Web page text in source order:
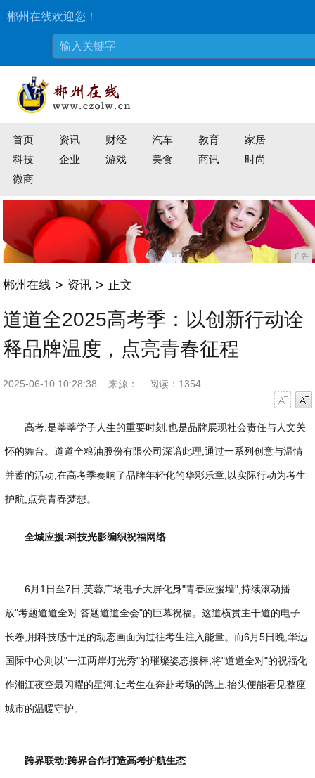
郴州在线欢迎您！
首页 资讯 财经 汽车 教育
家居
科技
企业 游戏 美食 商讯
时尚
微商
广告
郴州在线 > 资讯 > 正文
道道全2025高考季：以创新行动诠
释品牌温度，点亮青春征程
2025-06-10 10:28:38 来源：
阅读：1354
高考,是莘莘学子人生的重要时刻,也是品牌展现社会责任与人文关
怀的舞台。道道全粮油股份有限公司深谙此理,通过一系列创意与温情
并蓄的活动,在高考季奏响了品牌年轻化的华彩乐章,以实际行动为考生
护航,点亮青春梦想。
全城应援:科技光影编织祝福网络
6月1日至7日,芙蓉广场电子大屏化身"青春应援墙",持续滚动播
放"考题道道全对 答题道道全会"的巨幕祝福。这道横贯主干道的电子
长卷,用科技感十足的动态画面为过往考生注入能量。而6月5日晚,华远
国际中心则以"一江两岸灯光秀"的璀璨姿态接棒,将"道道全对"的祝福化
作湘江夜空最闪耀的星河,让考生在奔赴考场的路上,抬头便能看见整座
城市的温暖守护。
跨界联动:跨界合作打造高考护航生态